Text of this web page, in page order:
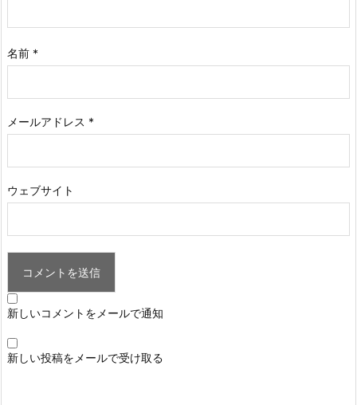
名前 *
メールアドレス *
ウェブサイト
新しいコメントをメールで通知
新しい投稿をメールで受け取る